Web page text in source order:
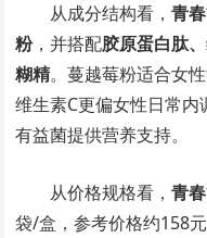
从成分结构看，青
粉，并搭配胶原蛋白肽
糊精。蔓越莓粉适合女
维生素C更偏女性日常
有益菌提供营养支持。
从价格规格看，青
袋/盒，参考价格约158